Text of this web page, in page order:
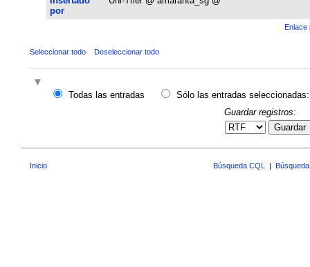
por
Enlace
Seleccionar todo Deseleccionar todo
Todas las entradas
Sólo las entradas seleccionadas:
Guardar registros:
Guardar
Inicio Búsqueda CQL